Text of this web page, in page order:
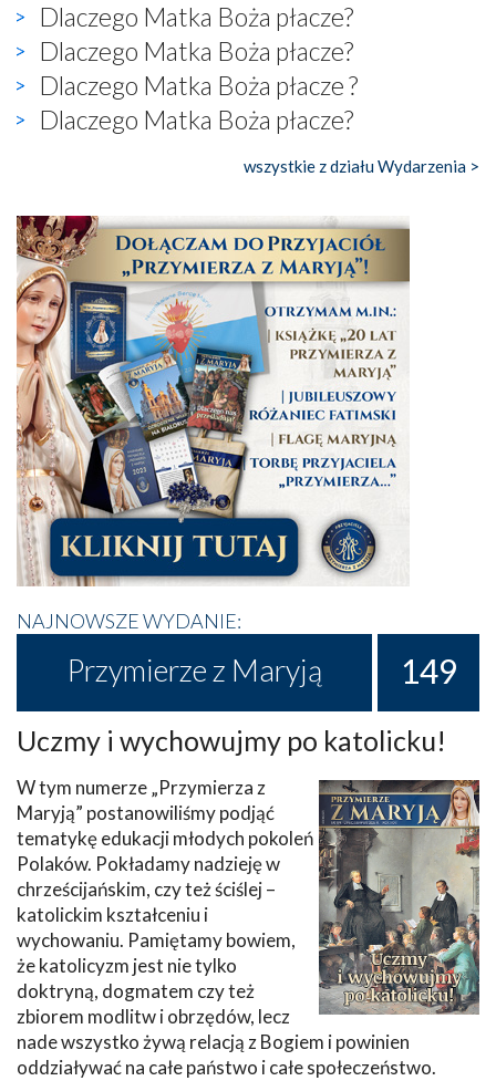
Dlaczego Matka Boża płacze?
Dlaczego Matka Boża płacze?
Dlaczego Matka Boża płacze ?
Dlaczego Matka Boża płacze?
wszystkie z działu Wydarzenia >
NAJNOWSZE WYDANIE:
Przymierze z Maryją 149
Uczmy i wychowujmy po katolicku!
W tym numerze „Przymierza z
Maryją” postanowiliśmy podjąć
tematykę edukacji młodych pokoleń
Polaków. Pokładamy nadzieję w
chrześcijańskim, czy też ściślej –
katolickim kształceniu i
wychowaniu. Pamiętamy bowiem,
że katolicyzm jest nie tylko
doktryną, dogmatem czy też
zbiorem modlitw i obrzędów, lecz
nade wszystko żywą relacją z Bogiem i powinien
oddziaływać na całe państwo i całe społeczeństwo.